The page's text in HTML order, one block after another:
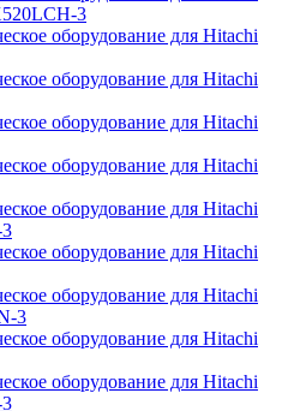
3
оборудование для Hitachi
оборудование для Hitachi
оборудование для Hitachi
оборудование для Hitachi
оборудование для Hitachi
оборудование для Hitachi
оборудование для Hitachi
3
оборудование для Hitachi
оборудование для Hitachi